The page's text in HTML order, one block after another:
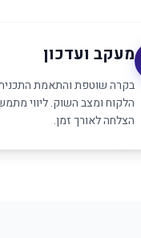
מעקב ועדכון
בקרה שוטפת והתאמת התכנית
הלקוח ומצב השוק. ליווי
הצלחה לאורך זמן.